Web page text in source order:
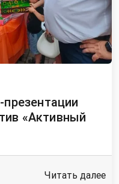
«Активный
Читать далее